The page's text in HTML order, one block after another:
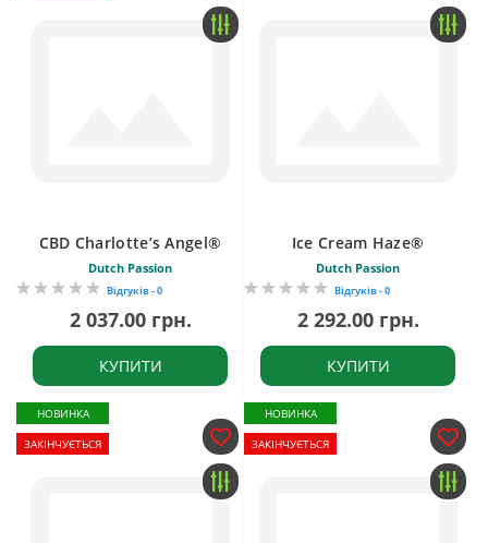
CBD Charlotte’s Angel®
Dutch Passion
Відгуків - 0
2 037.00 грн.
КУПИТИ
Ice Cream Haze®
Dutch Passion
Відгуків - 0
2 292.00 грн.
КУПИТИ
НОВИНКА
ЗАКІНЧУЄТЬСЯ
НОВИНКА
ЗАКІНЧУЄТЬСЯ